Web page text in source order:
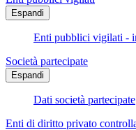
Espandi
Enti pubblici vigilati -
Società partecipate
Espandi
Dati società partecipate
Enti di diritto privato